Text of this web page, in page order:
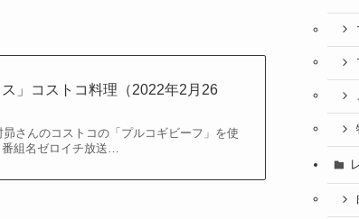
」コストコ料理（2022年2月26
さんのコストコの「プルコギビーフ」を使
番組名ゼロイチ放送…